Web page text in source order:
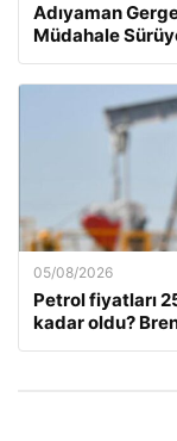
Adıyaman
Müdahale
05/08/2026
Petrol fiyatları
kadar oldu?